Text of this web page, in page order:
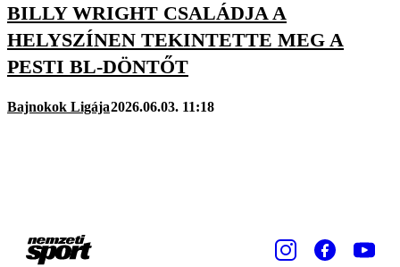
BILLY WRIGHT CSALÁDJA A
HELYSZÍNEN TEKINTETTE MEG A
PESTI BL-DÖNTŐT
Bajnokok Ligája2026.06.03. 11:18